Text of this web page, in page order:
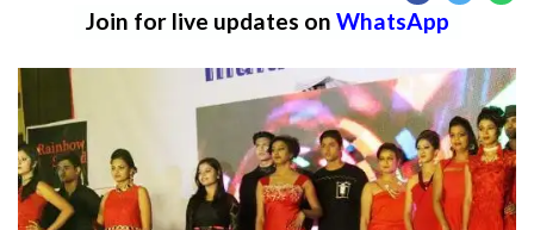
Join for live updates on WhatsApp